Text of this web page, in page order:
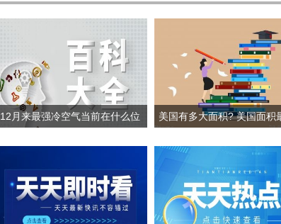
12月来最强冷空气当前在什么位
美国有多大面积? 美国面积